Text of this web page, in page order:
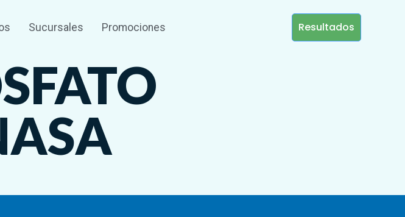
Sucursales Promociones Resultados